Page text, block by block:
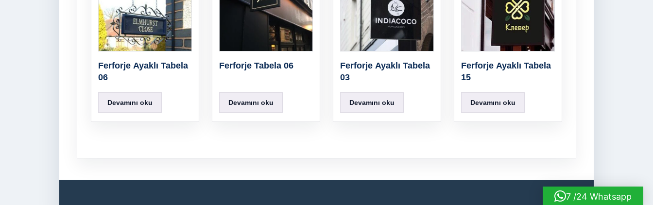
Ferforje Ayaklı Tabela
06
Devamını oku
Ferforje Tabela 06
Devamını oku
Ferforje Ayaklı Tabela
03
Devamını oku
Ferforje Ayaklı Tabela
15
Devamını oku
7 /24 Whatsapp